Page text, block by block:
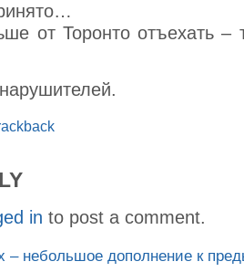
от Торонто отъехать
in to post a comment.
– небольшое дополнение к